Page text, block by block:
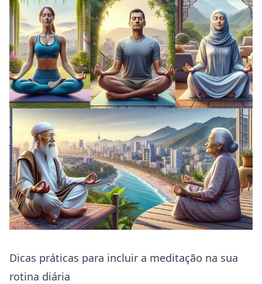
Dicas práticas para incluir a meditação na sua
rotina diária